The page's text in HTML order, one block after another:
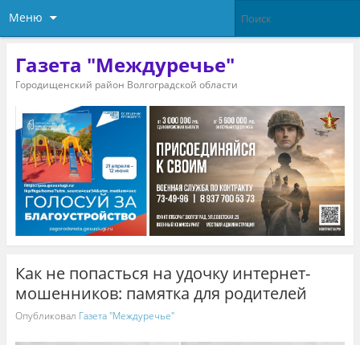
Меню
Газета "Междуречье"
Городищенский район Волгоградской области
Как не попасться на удочку интернет-
мошенников: памятка для родителей
Опубликовал Газета "Междуречье"